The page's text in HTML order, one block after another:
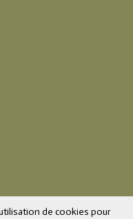
de cookies pour